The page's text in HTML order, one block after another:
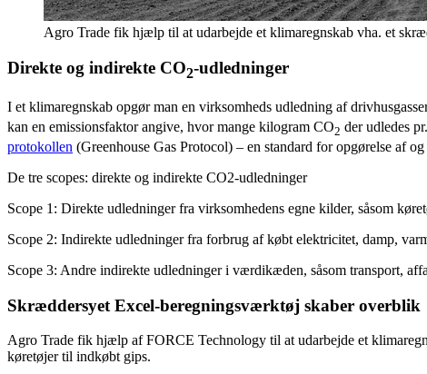
Agro Trade fik hjælp til at udarbejde et klimaregnskab vha. et
Direkte og indirekte CO2-udledninger
I et klimaregnskab opgør man en virksomheds udledning af
kan en emissionsfaktor angive, hvor mange kilogram CO2 der udledes
protokollen (Greenhouse Gas Protocol) – en standard for opgørelse af
De tre scopes: direkte og indirekte CO2-udledninger
Scope 1: Direkte udledninger fra virksomhedens egne kilder, såsom
Scope 2: Indirekte udledninger fra forbrug af købt elektricitet, damp,
Scope 3: Andre indirekte udledninger i værdikæden, såsom transport,
Skræddersyet Excel-beregningsværktøj skaber overblik
Agro Trade fik hjælp af FORCE Technology til at udarbejde et
køretøjer til indkøbt gips.